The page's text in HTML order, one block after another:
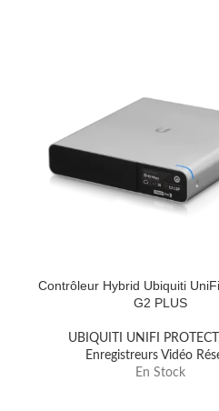
Contrôleur Hybrid Ubiquiti
G2 PLUS
UBIQUITI UNIFI PROTECT
Enregistreurs Vidéo
En Stock